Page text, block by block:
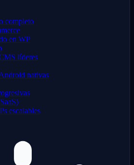
completo
en WP
líderes
nativas
escalables